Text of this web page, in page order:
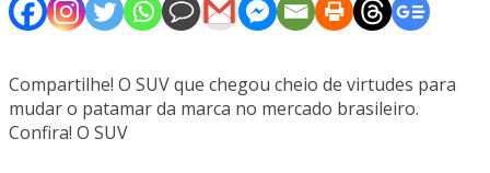
Compartilhe! O SUV que chegou cheio de virtudes para
mudar o patamar da marca no mercado brasileiro.
Confira! O SUV